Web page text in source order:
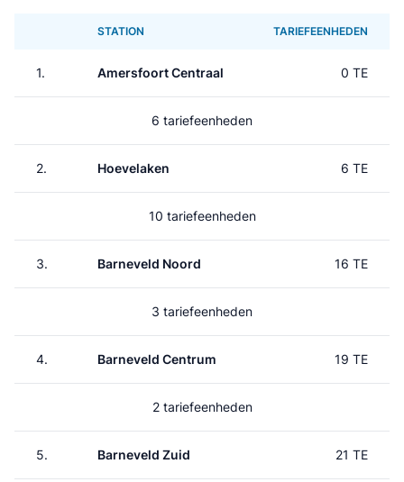
STATION TARIEFEENHEDEN
1. Amersfoort Centraal 0 TE
6 tariefeenheden
2. Hoevelaken 6 TE
10 tariefeenheden
3. Barneveld Noord 16 TE
3 tariefeenheden
4. Barneveld Centrum 19 TE
2 tariefeenheden
5. Barneveld Zuid 21 TE